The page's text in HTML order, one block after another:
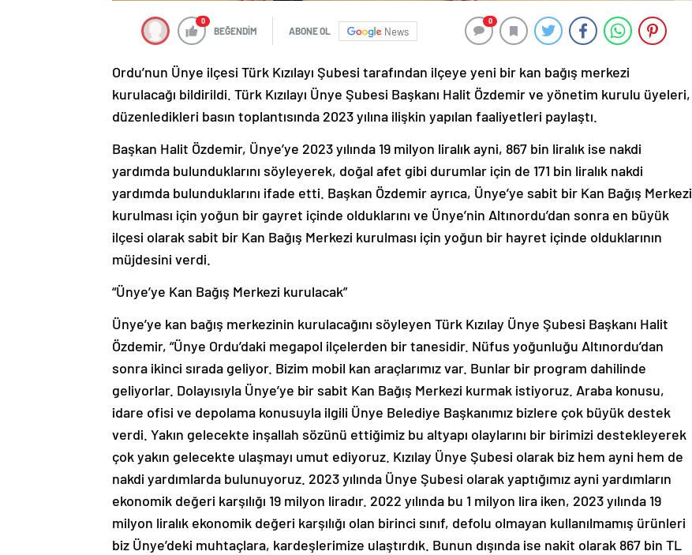
0
BEĞENDİM ABONE OL News
0
Ordu’nun Ünye ilçesi Türk Kızılayı Şubesi tarafından ilçeye yeni bir kan bağış merkezi
kurulacağı bildirildi. Türk Kızılayı Ünye Şubesi Başkanı Halit Özdemir ve yönetim kurulu üyeleri,
düzenledikleri basın toplantısında 2023 yılına ilişkin yapılan faaliyetleri paylaştı.
Başkan Halit Özdemir, Ünye’ye 2023 yılında 19 milyon liralık ayni, 867 bin liralık ise nakdi
yardımda bulunduklarını söyleyerek, doğal afet gibi durumlar için de 171 bin liralık nakdi
yardımda bulunduklarını ifade etti. Başkan Özdemir ayrıca, Ünye’ye sabit bir Kan Bağış Merkezi
kurulması için yoğun bir gayret içinde olduklarını ve Ünye’nin Altınordu’dan sonra en büyük
ilçesi olarak sabit bir Kan Bağış Merkezi kurulması için yoğun bir hayret içinde olduklarının
müjdesini verdi.
“Ünye’ye Kan Bağış Merkezi kurulacak”
Ünye’ye kan bağış merkezinin kurulacağını söyleyen Türk Kızılay Ünye Şubesi Başkanı Halit
Özdemir, “Ünye Ordu’daki megapol ilçelerden bir tanesidir. Nüfus yoğunluğu Altınordu’dan
sonra ikinci sırada geliyor. Bizim mobil kan araçlarımız var. Bunlar bir program dahilinde
geliyorlar. Dolayısıyla Ünye’ye bir sabit Kan Bağış Merkezi kurmak istiyoruz. Araba konusu,
idare ofisi ve depolama konusuyla ilgili Ünye Belediye Başkanımız bizlere çok büyük destek
verdi. Yakın gelecekte inşallah sözünü ettiğimiz bu altyapı olaylarını bir birimizi destekleyerek
çok yakın gelecekte ulaşmayı umut ediyoruz. Kızılay Ünye Şubesi olarak biz hem ayni hem de
nakdi yardımlarda bulunuyoruz. 2023 yılında Ünye Şubesi olarak yaptığımız ayni yardımların
ekonomik değeri karşılığı 19 milyon liradır. 2022 yılında bu 1 milyon lira iken, 2023 yılında 19
milyon liralık ekonomik değeri karşılığı olan birinci sınıf, defolu olmayan kullanılmamış ürünleri
biz Ünye’deki muhtaçlara, kardeşlerimize ulaştırdık. Bunun dışında ise nakit olarak 867 bin TL